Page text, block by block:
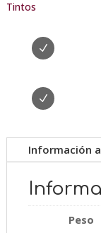
Tintos
N
N
Información
Peso